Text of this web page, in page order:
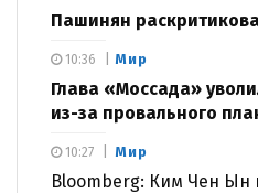
Пашинян
Мир
Глава «Моссада»
из-за провального
10:36
Мир
Bloomberg: Ким Чен Ын
10:27